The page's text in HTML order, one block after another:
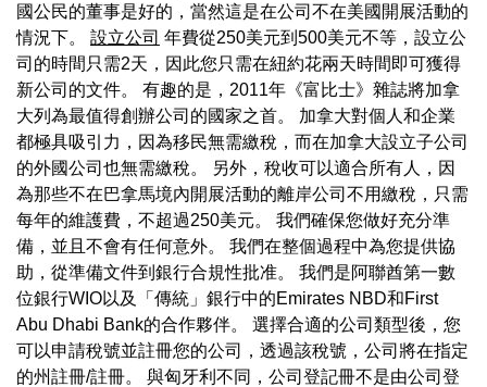
國公民的董事是好的，當然這是在公司不在美國開展活動的
情況下。 設立公司 年費從250美元到500美元不等，設立公
司的時間只需2天，因此您只需在紐約花兩天時間即可獲得
新公司的文件。 有趣的是，2011年《富比士》雜誌將加拿
大列為最值得創辦公司的國家之首。 加拿大對個人和企業
都極具吸引力，因為移民無需繳稅，而在加拿大設立子公司
的外國公司也無需繳稅。 另外，稅收可以適合所有人，因
為那些不在巴拿馬境內開展活動的離岸公司不用繳稅，只需
每年的維護費，不超過250美元。 我們確保您做好充分準
備，並且不會有任何意外。 我們在整個過程中為您提供協
助，從準備文件到銀行合規性批准。 我們是阿聯酋第一數
位銀行WIO以及「傳統」銀行中的Emirates NBD和First
Abu Dhabi Bank的合作夥伴。 選擇合適的公司類型後，您
可以申請稅號並註冊您的公司，透過該稅號，公司將在指定
的州註冊/註冊。 與匈牙利不同，公司登記冊不是由公司登